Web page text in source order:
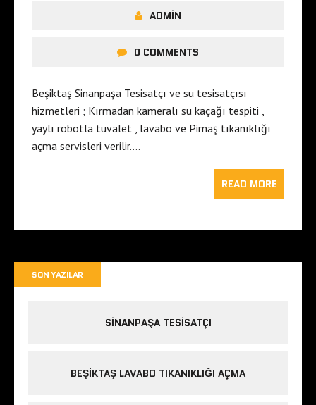
ADMIN
0 COMMENTS
Beşiktaş Sinanpaşa Tesisatçı ve su tesisatçısı
hizmetleri ; Kırmadan kameralı su kaçağı tespiti ,
yaylı robotla tuvalet , lavabo ve Pimaş tıkanıklığı
açma servisleri verilir….
READ MORE
SON YAZILAR
SINANPAŞA TESISATÇI
BEŞIKTAŞ LAVABO TIKANIKLIĞI AÇMA